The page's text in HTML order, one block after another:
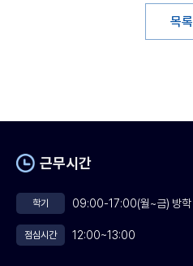
목록
근무시간
학기 09:00-17:00(월~금) 방
점심시간 12:00~13:00